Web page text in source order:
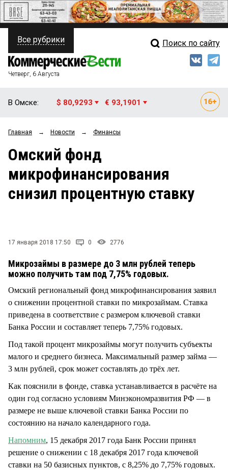
ПОЛИТИКА
ФИНАНСЫ
ОБЩЕСТВО
ЗАКОН
НОВОСТИ КОМПАНИЙ
Свежий выпуск
Блоги
Архив
Все рубрики Поиск по сайту
Четверг, 6 Августа
В Омске: $ 80,9293 € 93,1901
Главная → Новости → Финансы
Омский фонд
микрофинансирования
снизил процентную ставку
17 января 2018 17:50 0 2776
Микрозаймы в размере до 3 млн рублей теперь
можно получить там под 7,75% годовых.
Омский региональный фонд микрофинансирования заявил
о снижении процентной ставки по микрозаймам. Ставка
приведена в соответствие с размером ключевой ставки
Банка России и составляет теперь 7,75% годовых.
Под такой процент микрозаймы могут получить субъекты
малого и среднего бизнеса. Максимальный размер займа —
3 млн рублей, срок может составлять до трёх лет.
Как пояснили в фонде, ставка устанавливается в расчёте на
один год согласно условиям Минэкономразвития РФ — в
размере не выше ключевой ставки Банка России по
состоянию на начало календарного года.
Напомним, 15 декабря 2017 года Банк России принял
решение о снижении с 18 декабря 2017 года ключевой
ставки на 50 базисных пунктов, с 8,25% до 7,75% годовых.